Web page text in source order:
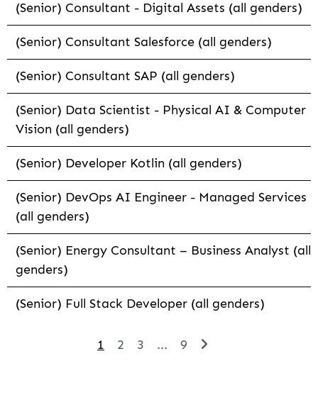
(Senior) Consultant - Digital Assets (all genders)
(Senior) Consultant Salesforce (all genders)
(Senior) Consultant SAP (all genders)
(Senior) Data Scientist - Physical AI & Computer
Vision (all genders)
(Senior) Developer Kotlin (all genders)
(Senior) DevOps AI Engineer - Managed Services
(all genders)
(Senior) Energy Consultant – Business Analyst (all
genders)
(Senior) Full Stack Developer (all genders)
1 2 3 ... 9